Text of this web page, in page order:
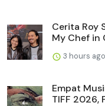
Cerita Roy
My Chef in
3 hours ago
Empat
TIFF 2026,